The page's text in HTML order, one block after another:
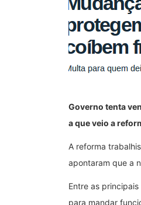
Governo tenta
a que veio a
A reforma
apontaram que a
Entre as
para mandar